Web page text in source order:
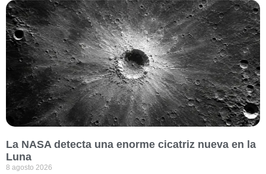
La NASA detecta una enorme cicatriz nueva en la
Luna
8 agosto 2026